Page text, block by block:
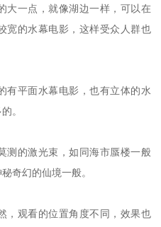
大一点，就像湖边一样，可以在
宽的水幕电影，这样受众人群也
有平面水幕电影，也有立体的水
。
测的激光束，如同海市蜃楼一般
奇幻的仙境一般。
，观看的位置角度不同，效果也